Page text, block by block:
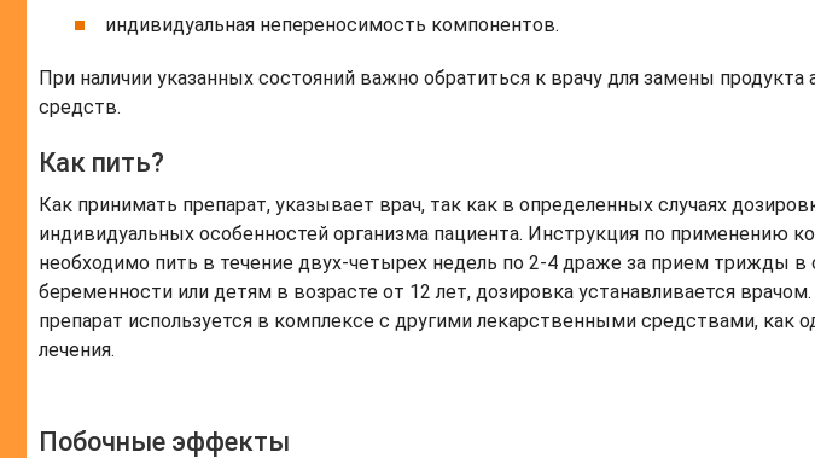
индивидуальная непереносимость компонентов.
При наличии указанных состояний важно обратиться к врачу для замены продукта
средств.
Как пить?
Как принимать препарат, указывает врач, так как в определенных случаях
индивидуальных особенностей организма пациента. Инструкция по применению
необходимо пить в течение двух-четырех недель по 2-4 драже за прием трижды в
беременности или детям в возрасте от 12 лет, дозировка устанавливается
препарат используется в комплексе с другими лекарственными средствами, как
лечения.
Побочные эффекты